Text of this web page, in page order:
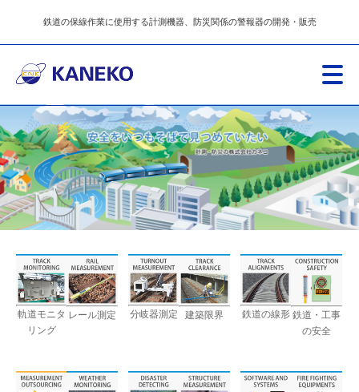
鉄道の保線作業に使用する計測機器、防災関係の警報器の開発・販売
軌道モニタ
リング
レール測定 分岐器測定 建築限界 鉄道の線形 鉄道・工事
の安全